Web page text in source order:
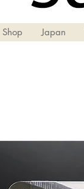
Shop Japan